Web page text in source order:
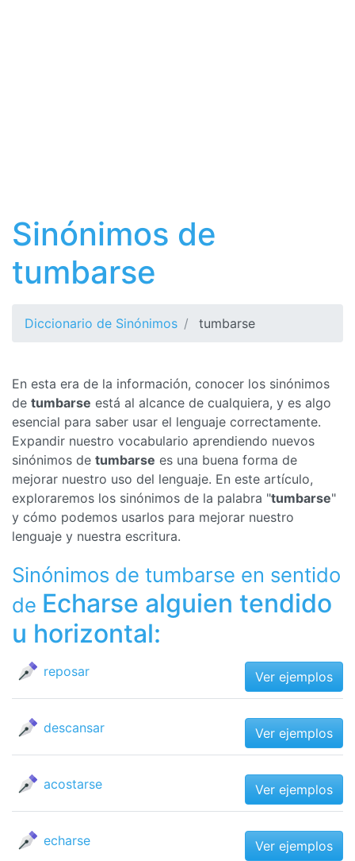
Sinónimos de
tumbarse
Diccionario de Sinónimos tumbarse
En esta era de la información, conocer los sinónimos
de tumbarse está al alcance de cualquiera, y es algo
esencial para saber usar el lenguaje correctamente.
Expandir nuestro vocabulario aprendiendo nuevos
sinónimos de tumbarse es una buena forma de
mejorar nuestro uso del lenguaje. En este artículo,
exploraremos los sinónimos de la palabra "tumbarse"
y cómo podemos usarlos para mejorar nuestro
lenguaje y nuestra escritura.
Sinónimos de tumbarse en sentido
de Echarse alguien tendido
u horizontal:
reposar Ver ejemplos
descansar Ver ejemplos
acostarse Ver ejemplos
echarse Ver ejemplos